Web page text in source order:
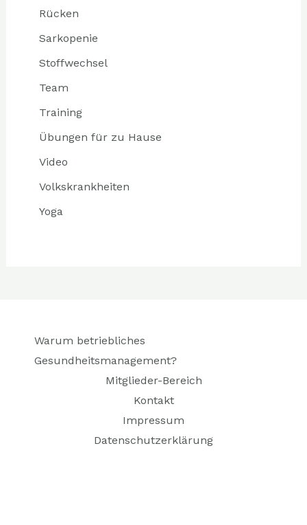
Rücken
Sarkopenie
Stoffwechsel
Team
Training
Übungen für zu Hause
Video
Volkskrankheiten
Yoga
Warum betriebliches
Gesundheitsmanagement?
Mitglieder-Bereich
Kontakt
Impressum
Datenschutzerklärung